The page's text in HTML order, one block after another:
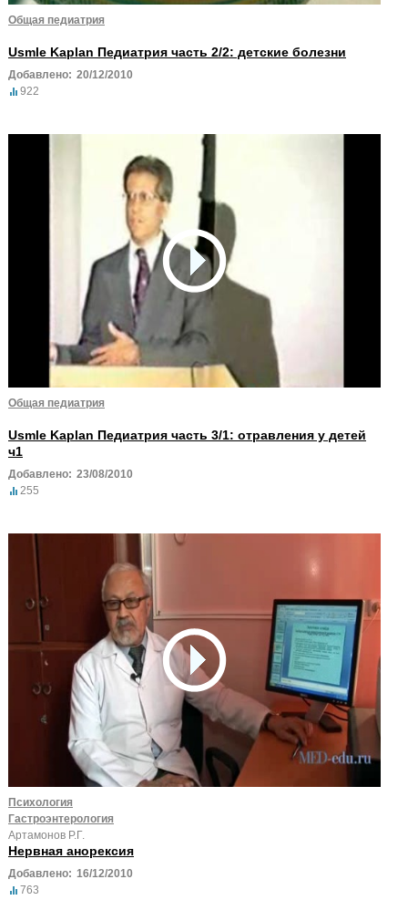
Общая педиатрия
Usmle Kaplan Педиатрия часть 2/2: детские болезни
Добавлено: 20/12/2010
922
Общая педиатрия
Usmle Kaplan Педиатрия часть 3/1: отравления у детей
ч1
Добавлено: 23/08/2010
255
Психология
Гастроэнтерология
Артамонов Р.Г.
Нервная анорексия
Добавлено: 16/12/2010
763